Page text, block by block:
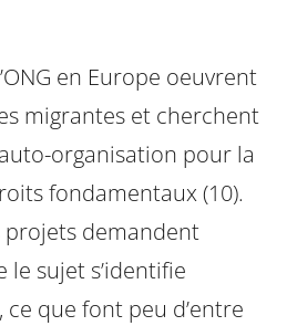
en Europe oeuvrent
migrantes et cherchent
organisation pour la
fondamentaux (10).
projets demandent
sujet s’identifie
que font peu d’entre